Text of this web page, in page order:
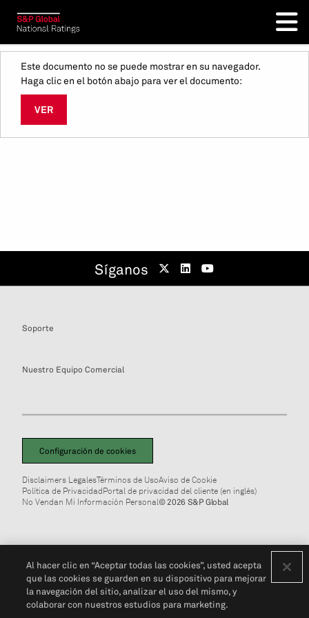
Este documento no se puede mostrar en su navegador.
Haga clic en el botón abajo para ver el documento:
VER
Síganos
Soporte
Nuestro Equipo Comercial
Configuración de cookies
Disclaimers LegalesTérminos de UsoAviso de Cookie
Política de PrivacidadPortal de privacidad del cliente (en inglés)
No Vendan Mi Información Personal© 2026 S&P Global
Al hacer clic en “Aceptar todas las cookies”, usted acepta
que las cookies se guarden en su dispositivo para mejorar
la navegación del sitio, analizar el uso del mismo, y
colaborar con nuestros estudios para marketing.